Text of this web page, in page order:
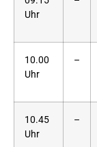
Uhr
10.00
Uhr
–
10.45
Uhr
–